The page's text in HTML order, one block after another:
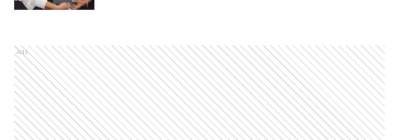
Ads